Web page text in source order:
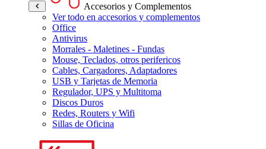
Accesorios y Complementos
Ver todo en accesorios y complementos
Office
Antivirus
Morrales - Maletines - Fundas
Mouse, Teclados, otros perifericos
Cables, Cargadores, Adaptadores
USB y Tarjetas de Memoria
Regulador, UPS y Multitoma
Discos Duros
Redes, Routers y Wifi
Sillas de Oficina